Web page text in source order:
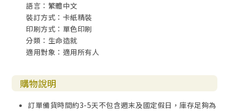
語言：繁體中文
裝訂方式：卡紙精裝
印刷方式：單色印刷
分類：生命造就
適用對象：適用所有人
購物說明
訂單備貨時間約3-5天不包含週末及國定假日，庫存足夠為